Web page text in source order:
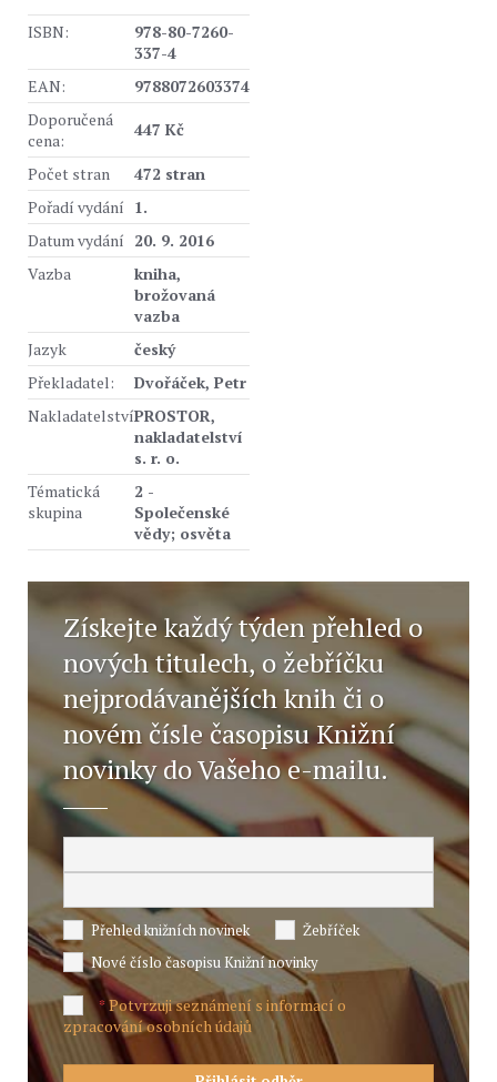
ISBN:
978-80-7260-
337-4
EAN:
9788072603374
Doporučená
cena:
447 Kč
Počet stran
472 stran
Pořadí vydání 1.
Datum vydání 20. 9. 2016
Vazba
kniha,
brožovaná
vazba
Jazyk
český
Překladatel:
Dvořáček, Petr
NakladatelstvíPROSTOR,
nakladatelství
s. r. o.
Tématická
skupina
2 -
Společenské
vědy; osvěta
Získejte každý týden přehled o
nových titulech, o žebříčku
nejprodávanějších knih či o
novém čísle časopisu Knižní
novinky do Vašeho e-mailu.
Přehled knižních novinek
Žebříček
Nové číslo časopisu Knižní novinky
*Potvrzuji seznámení s informací o
zpracování osobních údajů